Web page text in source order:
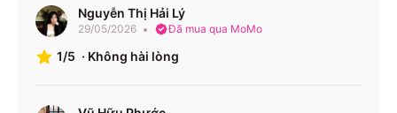
cấp (44 chỗ) và limousine 32–34 phòng VIP, hãng tạo
trải nghiệm thoải mái và riêng tư cho hành trình dài. Nếu
bạn đang tìm một hành trình đúng giờ, tiện nghi và an
Nguyễn Thị Hải Lý
29/05/2026 Đã mua qua MoMo
1/5 · Không hài lòng